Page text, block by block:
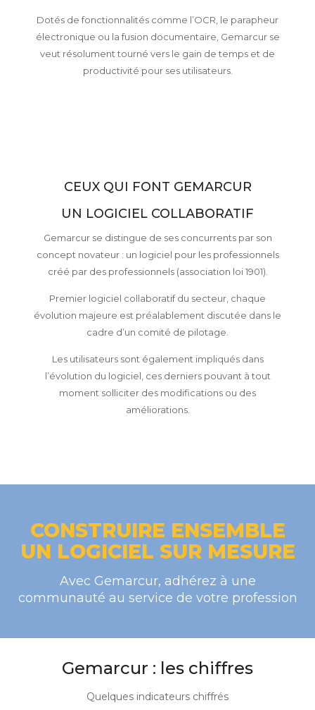
Dotés de fonctionnalités comme l’OCR, le parapheur
électronique ou la fusion documentaire, Gemarcur se
veut résolument tourné vers le gain de temps et de
productivité pour ses utilisateurs.
CEUX QUI FONT GEMARCUR
UN LOGICIEL COLLABORATIF
Gemarcur se distingue de ses concurrents par son
concept novateur : un logiciel pour les professionnels
créé par des professionnels (association loi 1901).
Premier logiciel collaboratif du secteur, chaque
évolution majeure est préalablement discutée dans le
cadre d’un comité de pilotage.
Les utilisateurs sont également impliqués dans
l’évolution du logiciel, ces derniers pouvant à tout
moment solliciter des modifications ou des
améliorations.
CONSTRUIRE ENSEMBLE
UN LOGICIEL SUR MESURE
Avec Gemarcur, adhérez à une
communauté au service de votre profession
Gemarcur : les chiffres
Quelques indicateurs chiffrés